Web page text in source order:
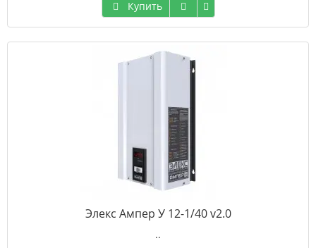
Купить
Элекс Ампер У 12-1/40 v2.0
..